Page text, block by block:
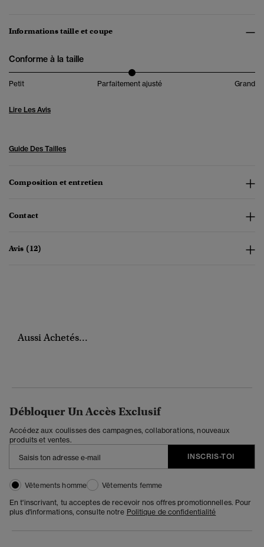
Informations taille et coupe
Conforme à la taille
Petit Parfaitement ajusté Grand
Lire Les Avis
Guide Des Tailles
Composition et entretien
Contact
Avis (12)
Aussi Achetés...
Débloquer Un Accès Exclusif
Accédez aux coulisses des campagnes, collaborations, nouveaux
produits et ventes.
INSCRIS-TOI
Vêtements homme
Vêtements femme
En t'inscrivant, tu acceptes de recevoir nos offres promotionnelles. Pour
plus d'informations, consulte notre Politique de confidentialité